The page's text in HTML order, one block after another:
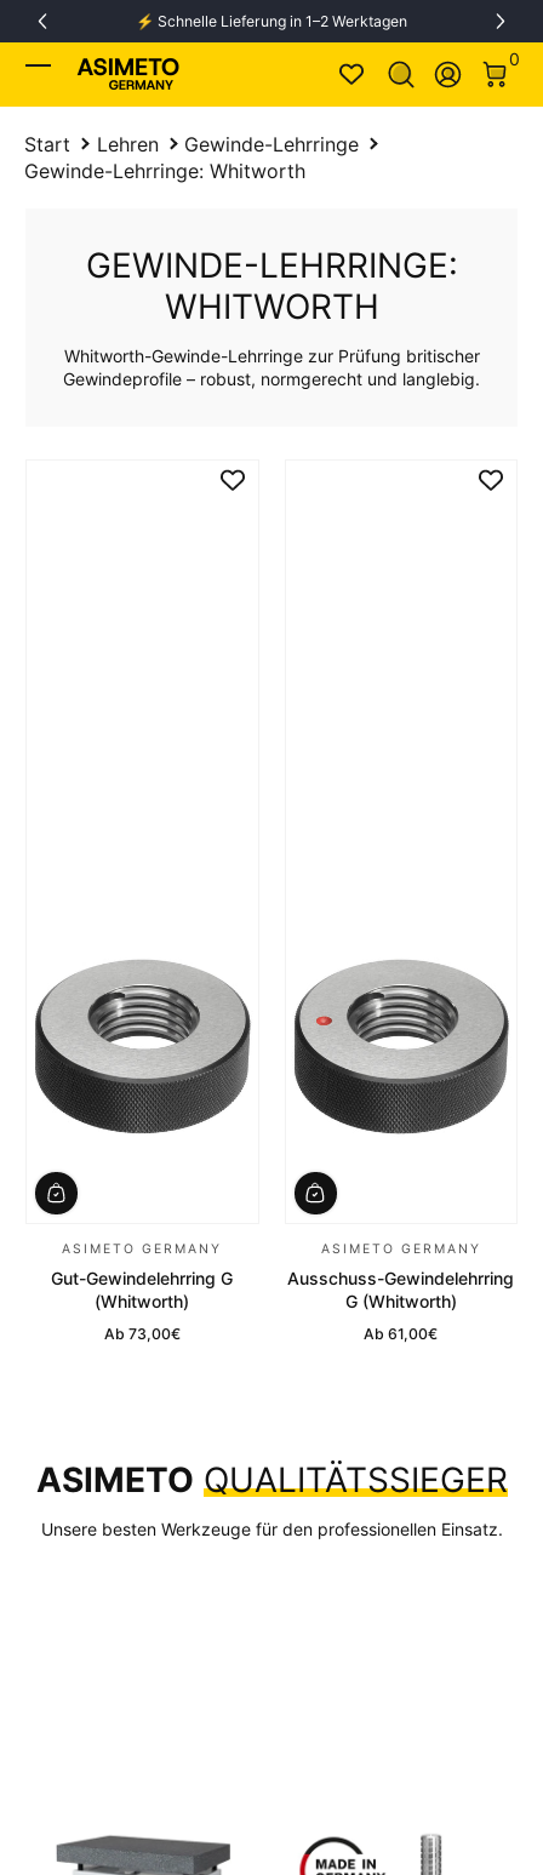
Zum Inhalt springen⚡️ Schnelle Lieferung in 1–2 Werktagen
Anmelden
0
0
Start Lehren
Gewinde-Lehrringe
Gewinde-Lehrringe: Whitworth
GEWINDE-LEHRRINGE:
WHITWORTH
Whitworth-Gewinde-Lehrringe zur Prüfung britischer
Gewindeprofile – robust, normgerecht und langlebig.
ASIMETO GERMANY
Gut-Gewindelehrring G
(Whitworth)
Regulärer Preis
Ab 73,00€
ASIMETO GERMANY
Ausschuss-Gewindelehrring
G (Whitworth)
Regulärer Preis
Ab61,00€
ASIMETO QUALITÄTSSIEGER
Unsere besten Werkzeuge für den professionellen Einsatz.